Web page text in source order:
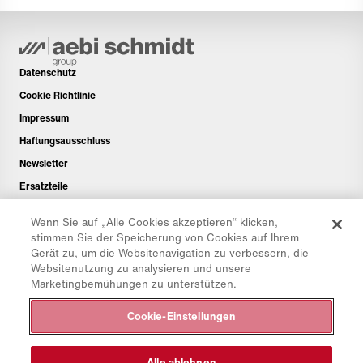
Datenschutz
Cookie Richtlinie
Impressum
Haftungsausschluss
Newsletter
Ersatzteile
CO₂-Rechner
TCO-Rechner
Händler & Standorte
Produktgruppenübersicht
CollabHub Login
Wenn Sie auf „Alle Cookies akzeptieren“ klicken,
stimmen Sie der Speicherung von Cookies auf Ihrem
Gerät zu, um die Websitenavigation zu verbessern, die
Websitenutzung zu analysieren und unsere
Marketingbemühungen zu unterstützen.
Cookie-Einstellungen